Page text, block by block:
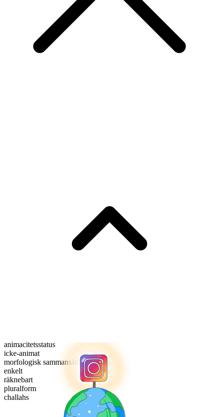
animacitetsstatus
icke-animat
morfologisk sammansättning
enkelt
räknebart
pluralform
challahs